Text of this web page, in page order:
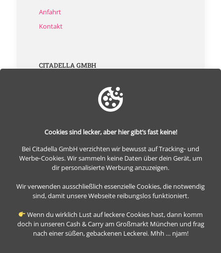
Anfahrt
Kontakt
CITADELLA GMBH
tel: +49 (0)89 72018003
fax: +49 (0)89 72016362
© 2026 - Citadella GmbH
Cookies sind lecker, aber hier gibt’s fast keine!
Bei Citadella GmbH verzichten wir bewusst auf Tracking‑ und
Werbe‑Cookies. Wir sammeln keine Daten über dein Gerät, um
dir personalisierte Werbung anzuzeigen.
Wir verwenden ausschließlich essenzielle Cookies, die notwendig
sind, damit unsere Webseite reibungslos funktioniert.
Wenn du wirklich Lust auf leckere Cookies hast, dann komm
doch in unseren Cash & Carry am Großmarkt München und frag
nach einer süßen, gebackenen Leckerei. Mhh … njam!